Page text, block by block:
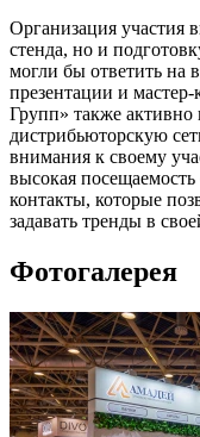
Организация участия
стенда, но и
могли бы ответить на
презентации и
Групп» также
дистрибьюторскую
внимания к своему
высокая
контакты, которые
задавать тренды в
Фотогалерея